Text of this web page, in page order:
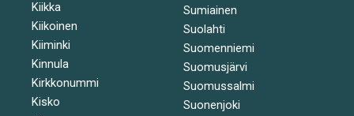
Kiikka
Kiikoinen
Kiiminki
Kinnula
Kirkkonummi
Kisko
Sumiainen
Suolahti
Suomenniemi
Suomusjärvi
Suomussalmi
Suonenjoki